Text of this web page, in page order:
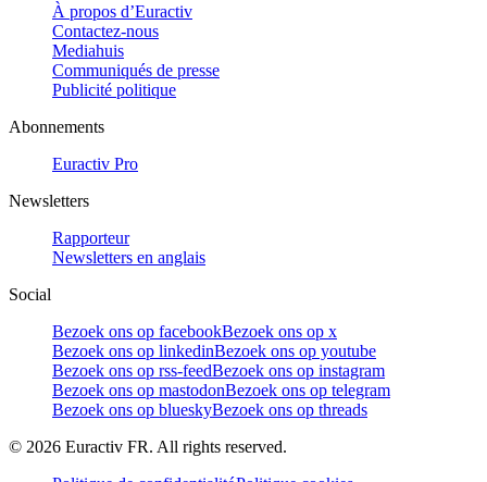
À propos d’Euractiv
Contactez-nous
Mediahuis
Communiqués de presse
Publicité politique
Abonnements
Euractiv Pro
Newsletters
Rapporteur
Newsletters en anglais
Social
Bezoek ons op facebookBezoek ons op x
Bezoek ons op linkedinBezoek ons op youtube
Bezoek ons op rss-feedBezoek ons op instagram
Bezoek ons op mastodonBezoek ons op telegram
Bezoek ons op blueskyBezoek ons op threads
© 2026 Euractiv FR. All rights reserved.